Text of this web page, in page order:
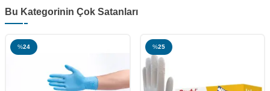
Bu Kategorinin Çok Satanları
%24 %25